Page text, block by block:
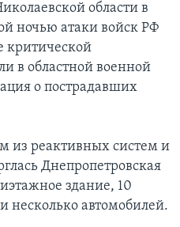
области в
ночью атаки войск РФ
критической
в областной военной
о пострадавших
из реактивных систем и
Днепропетровская
здание, 10
несколько автомобилей.